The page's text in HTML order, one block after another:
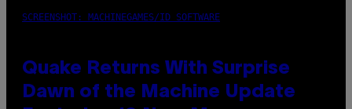
SCREENSHOT: MACHINEGAMES/ID SOFTWARE
Quake Returns With Surprise
Dawn of the Machine Update